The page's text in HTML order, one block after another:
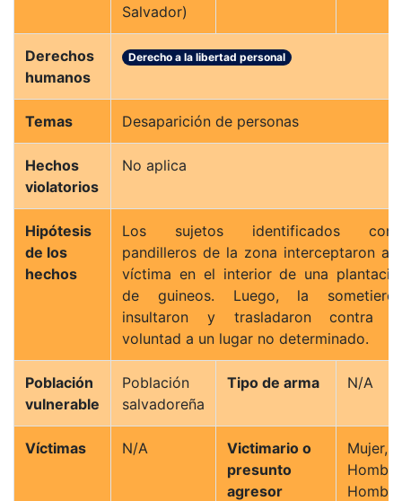
Salvador)
Derechos
humanos
Derecho a la libertad personal
Temas Desaparición de personas
Hechos
violatorios
No aplica
Hipótesis
de los
hechos
Los sujetos identificados
pandilleros de la zona interceptaron a
víctima en el interior de una
de guineos. Luego, la
insultaron y trasladaron contra
voluntad a un lugar no determinado.
Población
vulnerable
Población
salvadoreña
Tipo de arma N/A
Víctimas N/A
Victimario o
presunto
agresor
Mujer,